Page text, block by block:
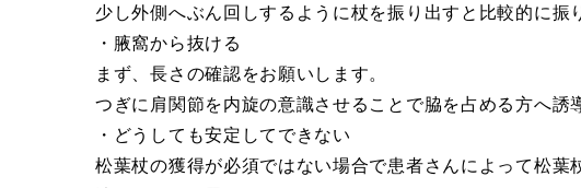
少し外側へぶん回しするように杖を振り出すと比較的に振
・腋窩から抜ける
まず、長さの確認をお願いします。
つぎに肩関節を内旋の意識させることで脇を占める方へ誘
・どうしても安定してできない
松葉杖の獲得が必須ではない場合で患者さんによって松